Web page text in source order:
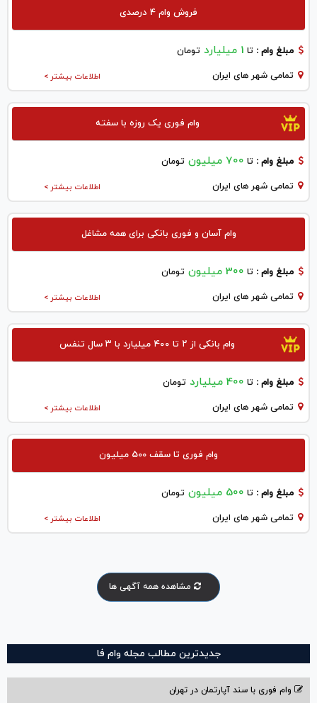
فروش وام 4 درصدی
مبلغ وام : تا 1 میلیارد تومان
اطلاعات بیشتر > تمامی شهر های ایران
وام فوری یک روزه با سفته
مبلغ وام : تا 700 میلیون تومان
اطلاعات بیشتر > تمامی شهر های ایران
وام آسان و فوری بانکی برای همه مشاغل
مبلغ وام : تا 300 میلیون تومان
اطلاعات بیشتر > تمامی شهر های ایران
وام بانکی از ۲ تا ۴۰۰ میلیارد با ۳ سال تنفس
مبلغ وام : تا 400 میلیارد تومان
اطلاعات بیشتر > تمامی شهر های ایران
وام فوری تا سقف 500 میلیون
مبلغ وام : تا 500 میلیون تومان
اطلاعات بیشتر > تمامی شهر های ایران
مشاهده همه آگهی ها
جدیدترین مطالب مجله وام فا
وام فوری با سند آپارتمان در تهران